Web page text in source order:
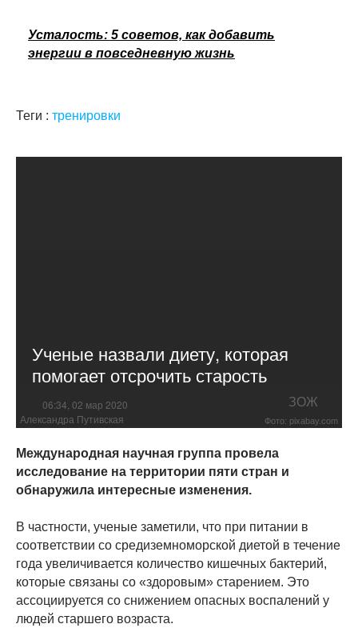
Усталость: 5 советов, как добавить
энергии в повседневную жизнь
Теги : тренировки
Ученые назвали диету, которая
помогает отсрочить старость
06:34, 02 мар 2020 ЗОЖ
Александра Путивская Фото: pixabay.com
Международная научная группа провела
исследование на территории пяти стран и
обнаружила интересные изменения.
В частности, ученые заметили, что при питании в
соответствии со средиземноморской диетой в течение
года увеличивается количество кишечных бактерий,
которые связаны со «здоровым» старением. Это
ассоциируется со снижением опасных воспалений у
людей старшего возраста.